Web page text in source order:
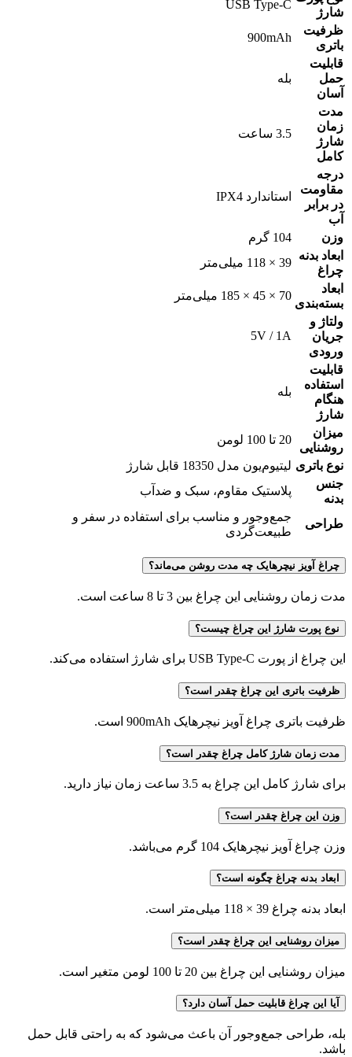
شارژ
USB Type-C
ظرفیت
باتری
900mAh
قابلیت
حمل
آسان
بله
مدت
زمان
شارژ
کامل
3.5 ساعت
درجه
مقاومت
در برابر
آب
استاندارد IPX4
وزن
104 گرم
ابعاد بدنه
چراغ
39 × 118 میلی‌متر
ابعاد
بسته‌بندی
70 × 45 × 185 میلی‌متر
ولتاژ و
جریان
ورودی
5V / 1A
قابلیت
استفاده
هنگام
شارژ
بله
میزان
روشنایی
20 تا 100 لومن
نوع باتری لیتیوم‌یون مدل 18350 قابل شارژ
جنس
بدنه
پلاستیک مقاوم، سبک و ضدآب
طراحی
جمع‌وجور و مناسب برای استفاده در سفر و
طبیعت‌گردی
چراغ آویز نیچرهایک چه مدت روشن می‌ماند؟
مدت زمان روشنایی این چراغ بین 3 تا 8 ساعت است.
نوع پورت شارژ این چراغ چیست؟
این چراغ از پورت USB Type-C برای شارژ استفاده می‌کند.
ظرفیت باتری این چراغ چقدر است؟
ظرفیت باتری چراغ آویز نیچرهایک 900mAh است.
مدت زمان شارژ کامل چراغ چقدر است؟
برای شارژ کامل این چراغ به 3.5 ساعت زمان نیاز دارید.
وزن این چراغ چقدر است؟
وزن چراغ آویز نیچرهایک 104 گرم می‌باشد.
ابعاد بدنه چراغ چگونه است؟
ابعاد بدنه چراغ 39 × 118 میلی‌متر است.
میزان روشنایی این چراغ چقدر است؟
میزان روشنایی این چراغ بین 20 تا 100 لومن متغیر است.
آیا این چراغ قابلیت حمل آسان دارد؟
بله، طراحی جمع‌وجور آن باعث می‌شود که به راحتی قابل حمل
باشد.